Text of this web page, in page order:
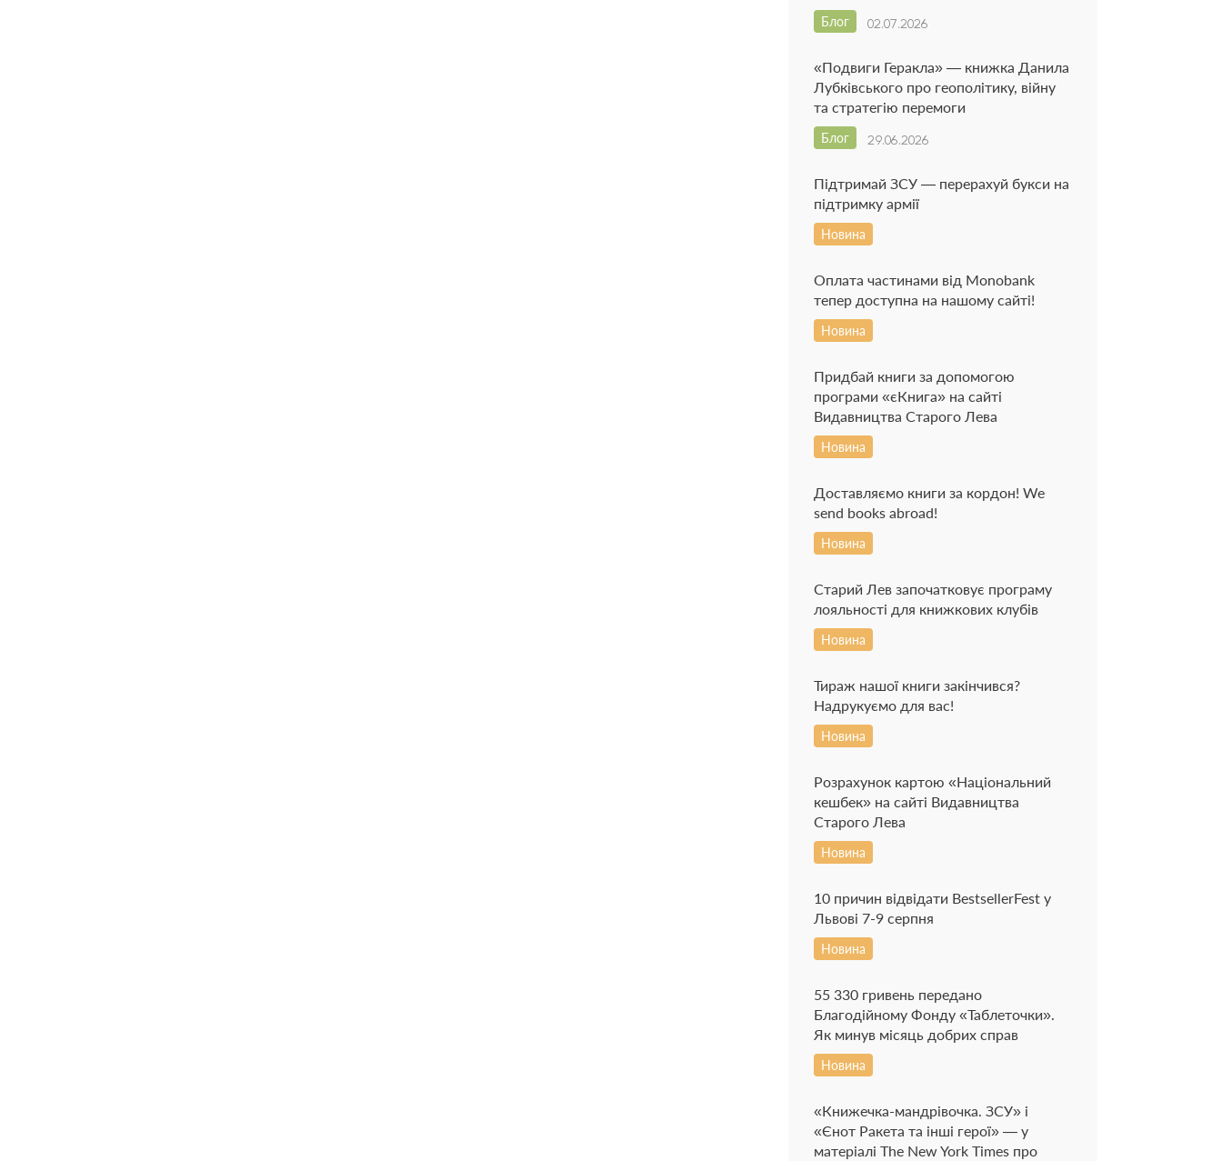
02.07.2026
Блог
«Подвиги Геракла» — книжка Данила
Лубківського про геополітику, війну
та стратегію перемоги
29.06.2026
Блог
Підтримай ЗСУ — перерахуй букси на
підтримку армії
Новина
Оплата частинами від Monobank
тепер доступна на нашому сайті!
Новина
Придбай книги за допомогою
програми «єКнига» на сайті
Видавництва Старого Лева
Новина
Доставляємо книги за кордон! We
send books abroad!
Новина
Старий Лев започатковує програму
лояльності для книжкових клубів
Новина
Тираж нашої книги закінчився?
Надрукуємо для вас!
Новина
Розрахунок картою «Національний
кешбек» на сайті Видавництва
Старого Лева
Новина
10 причин відвідати BestsellerFest у
Львові 7-9 серпня
Новина
55 330 гривень передано
Благодійному Фонду «Таблеточки».
Як минув місяць добрих справ
Новина
«Книжечка-мандрівочка. ЗСУ» і
«Єнот Ракета та інші герої» — у
матеріалі The New York Times про